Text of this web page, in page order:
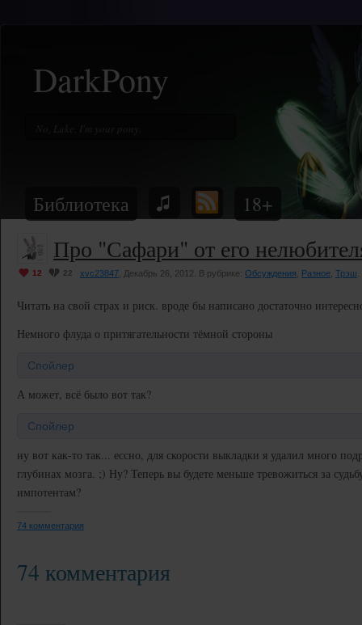
DarkPony
Библиотека 18+
Про "Сафари" от его
12 22 xvc23847 , Декабрь 26, 2012. В рубрике: Обсуждения Разное Трэш
Читать на свой страх и риск. вроде бы написано достаточно
Немного флуда о притягательности тёмной стороны
Спойлер
А может, всё было вот так?
Спойлер
ну вот как-то так... ессно, для скорости выкладки я удалил много
глубинах мозга. ;) Ну? Теперь вы будете меньше тревожиться за
импотентам?
74 комментария
74 комментария